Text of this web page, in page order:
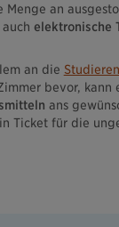
an
elektronische
an die
bevor, kann
ans
Ticket für die